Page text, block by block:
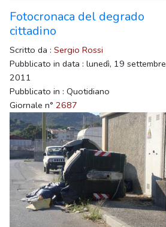
Fotocronaca del degrado
cittadino
Scritto da : Sergio Rossi
Pubblicato in data : lunedì, 19 settembre
2011
Pubblicato in : Quotidiano
Giornale n° 2687